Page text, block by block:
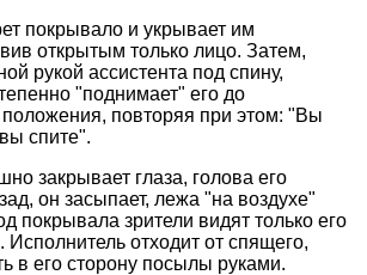
покрывало и укрывает им
открытым только лицо. Затем,
рукой ассистента под спину,
"поднимает" его до
положения, повторяя при этом: "Вы
спите".
закрывает глаза, голова его
он засыпает, лежа "на воздухе"
покрывала зрители видят только его
Исполнитель отходит от спящего,
в его сторону посылы руками.